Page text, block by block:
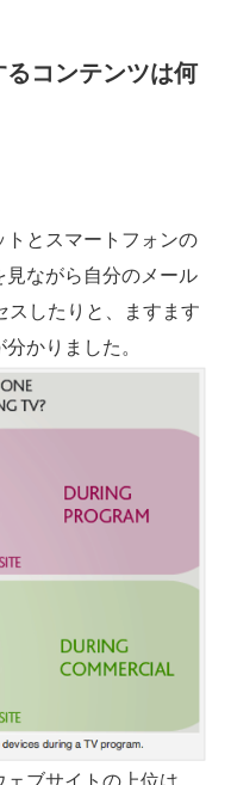
るコンテンツは何
トとスマートフォンの
見ながら自分のメール
スしたりと、ますます
かりました。
ブサイトの上位は